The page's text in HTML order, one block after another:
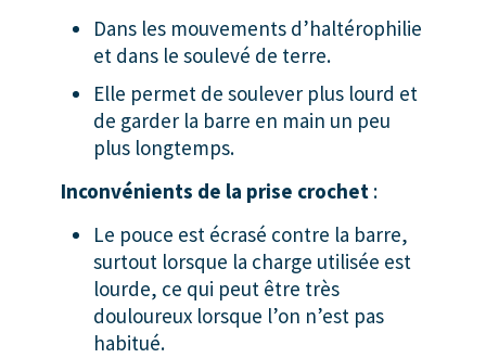
Dans les mouvements d’haltérophilie
et dans le soulevé de terre.
Elle permet de soulever plus lourd et
de garder la barre en main un peu
plus longtemps.
Inconvénients de la prise crochet:
Le pouce est écrasé contre la barre,
surtout lorsque la charge utilisée est
lourde, ce qui peut être très
douloureux lorsque l’on n’est pas
habitué.